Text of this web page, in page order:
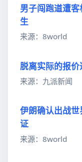
男子闯跑道遭
生
来源：8world
脱离实际的报
来源：九派新闻
伊朗确认出战
证
来源：8world